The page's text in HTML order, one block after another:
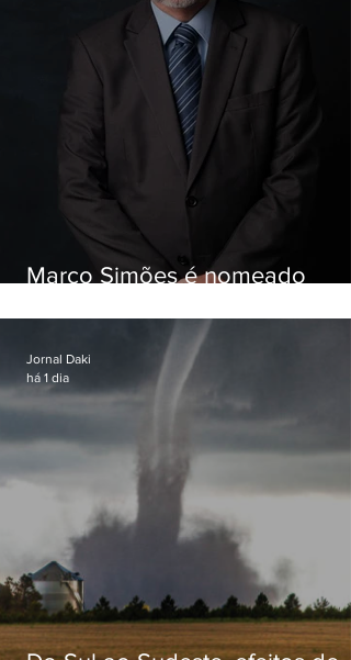
Marco Simões é nomeado
Jornal Daki
há 1 dia